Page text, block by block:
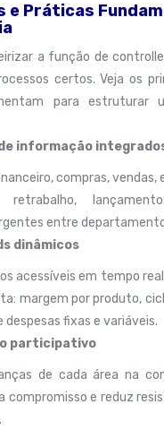
e Práticas
a função de
certos. Veja os
para estruturar
informação
compras, vendas,
retrabalho,
entre
dinâmicos
acessíveis em tempo
margem por produto,
despesas fixas e variáveis.
participativo
de cada área na
compromisso e reduz